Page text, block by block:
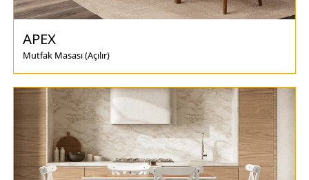
APEX
Mutfak Masası (Açılır)